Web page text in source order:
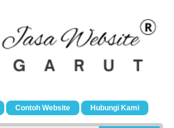
Contoh Website Hubungi Kami